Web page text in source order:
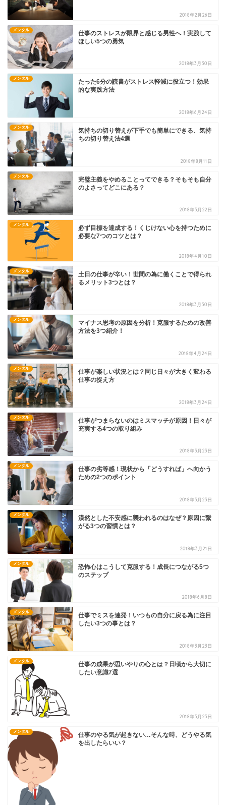
2018年2月26日
メンタル
仕事のストレスが限界と感じる男性へ！実践して
ほしい5つの勇気
2018年3月30日
メンタル
たった6分の読書がストレス軽減に役立つ！効果
的な実践方法
2018年6月24日
メンタル
気持ちの切り替えが下手でも簡単にできる、気持
ちの切り替え法4選
2018年8月11日
メンタル
完璧主義をやめることってできる？そもそも自分
のよさってどこにある？
2018年3月22日
メンタル
必ず目標を達成する！くじけない心を持つために
必要な7つのコツとは？
2018年4月10日
メンタル
土日の仕事が辛い！世間の為に働くことで得られ
るメリット3つとは？
2018年3月30日
メンタル
マイナス思考の原因を分析！克服するための改善
方法を3つ紹介！
2018年4月24日
メンタル
仕事が楽しい状況とは？同じ日々が大きく変わる
仕事の捉え方
2018年3月24日
メンタル
仕事がつまらないのはミスマッチが原因！日々が
充実する4つの取り組み
2018年3月23日
メンタル
仕事の劣等感！現状から「どうすれば」へ向かう
ための2つのポイント
2018年3月23日
メンタル
漠然とした不安感に襲われるのはなぜ？原因に繋
がる3つの習慣とは？
2018年3月21日
メンタル
恐怖心はこうして克服する！成長につながる5つ
のステップ
2018年6月8日
メンタル
仕事でミスを連発！いつもの自分に戻る為に注目
したい3つの事とは？
2018年3月23日
メンタル
仕事の成果が思いやりの心とは？日頃から大切に
したい意識7選
2018年3月23日
メンタル
仕事のやる気が起きない…そんな時、どうやる気
を出したらいい？